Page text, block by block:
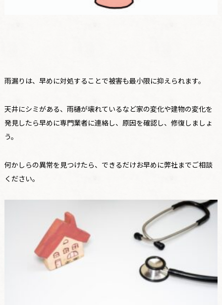
雨漏りは、早めに対処することで被害も最小限に抑えられます。
天井にシミがある、雨樋が壊れているなど家の変化や建物の変化を
発見したら早めに専門業者に連絡し、原因を確認し、修復しましょ
う。
何かしらの異常を見つけたら、できるだけお早めに弊社までご相談
ください。